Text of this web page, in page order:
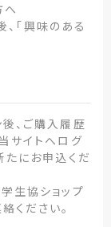
「興味のある
、ご購入履歴
サイトへログ
たにお申込くだ
生協ショップ
ださい。